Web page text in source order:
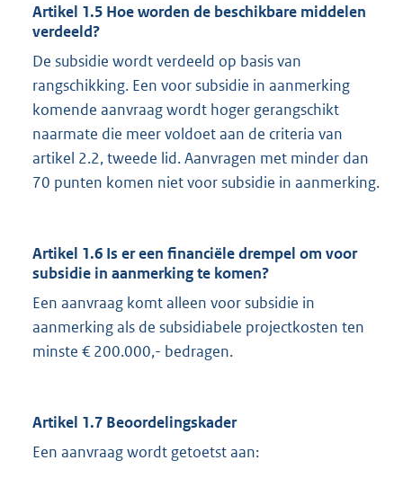
Artikel 1.5 Hoe worden de beschikbare middelen
verdeeld?
De subsidie wordt verdeeld op basis van
rangschikking. Een voor subsidie in aanmerking
komende aanvraag wordt hoger gerangschikt
naarmate die meer voldoet aan de criteria van
artikel 2.2, tweede lid. Aanvragen met minder dan
70 punten komen niet voor subsidie in aanmerking.
Artikel 1.6 Is er een financiële drempel om voor
subsidie in aanmerking te komen?
Een aanvraag komt alleen voor subsidie in
aanmerking als de subsidiabele projectkosten ten
minste € 200.000,- bedragen.
Artikel 1.7 Beoordelingskader
Een aanvraag wordt getoetst aan: